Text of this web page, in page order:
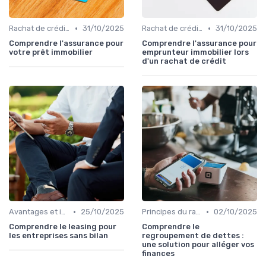
Rachat de crédit immobilier • 31/10/2025
Comprendre l'assurance pour
votre prêt immobilier
Rachat de crédit immobilier • 31/10/2025
Comprendre l'assurance pour
emprunteur immobilier lors
d'un rachat de crédit
Avantages et inconvénients •
25/10/2025
Comprendre le leasing pour
les entreprises sans bilan
Principes du rachat de crédit • 02/10/2025
Comprendre le
regroupement de dettes :
une solution pour alléger vos
finances